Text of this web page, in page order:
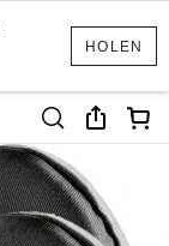
HOLEN